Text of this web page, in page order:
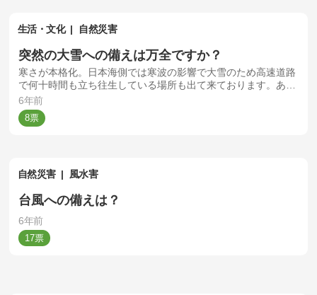
生活・文化 自然災害
突然の大雪への備えは万全ですか？
寒さが本格化。日本海側では寒波の影響で大雪のため高速道路
で何十時間も立ち往生している場所も出て来ております。あな
たは突然の大雪への備えは万全ですか？
6年前
8
自然災害 風水害
台風への備えは？
6年前
17